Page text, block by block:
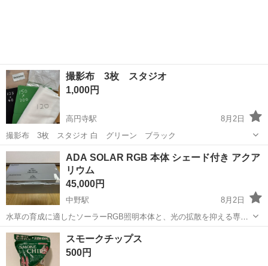
撮影布 3枚 スタジオ
1,000円
高円寺駅
8月2日
撮影布 3枚 スタジオ 白 グリーン ブラック
東京 中野区
ADA SOLAR RGB 本体 シェード付き アクア
リウム
45,000円
中野駅
8月2日
水草の育成に適したソーラーRGB照明本体と、光の拡散を抑える専用
シェードのセットです。 水槽のサイズダウンに伴い、不要となりまし
たので出品いたします。 120cmの水槽で3年、1日6時間使用していま
した。 全て...
東京 中野区 中野駅 その他
スモークチップス
500円